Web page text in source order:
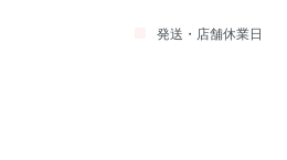
発送・店舗休業日